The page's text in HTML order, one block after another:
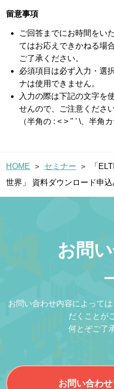
パートナー企
留意事項
ご回答までにお時間をい
てはお応えできかねる場
ご了承ください。
必須項目は必ず入力・選
ナは使用できません。
入力の際は下記の文字を
せんので、ご注意ください
（半角の : < > " ' \、半角
HOME セミナー
「
世界」 資料ダウンロード申込
お問
お問い合わせ内容によって
だくことが
何とぞご了
お問い合わ